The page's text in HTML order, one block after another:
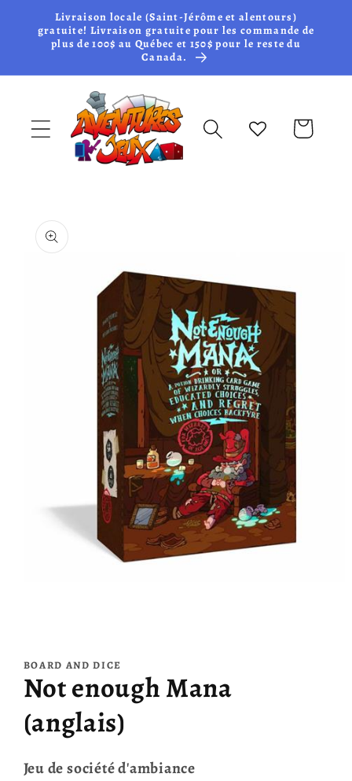
et passer
au
contenu
Livraison locale (Saint-Jérôme et alentours)
gratuite! Livraison gratuite pour les commande de
plus de 100$ au Québec et 150$ pour le reste du
Canada.
Panier
informations
produits
1
dans
une
fenêtre
modale
BOARD AND DICE
Not enough Mana
(anglais)
Jeu de société d'ambiance